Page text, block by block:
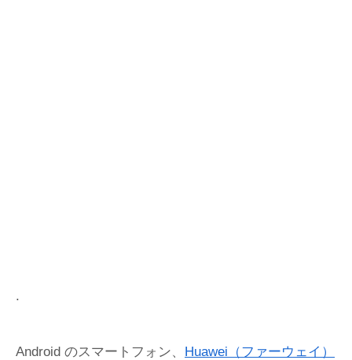
.
Android のスマートフォン、 Huawei（ファーウェイ）